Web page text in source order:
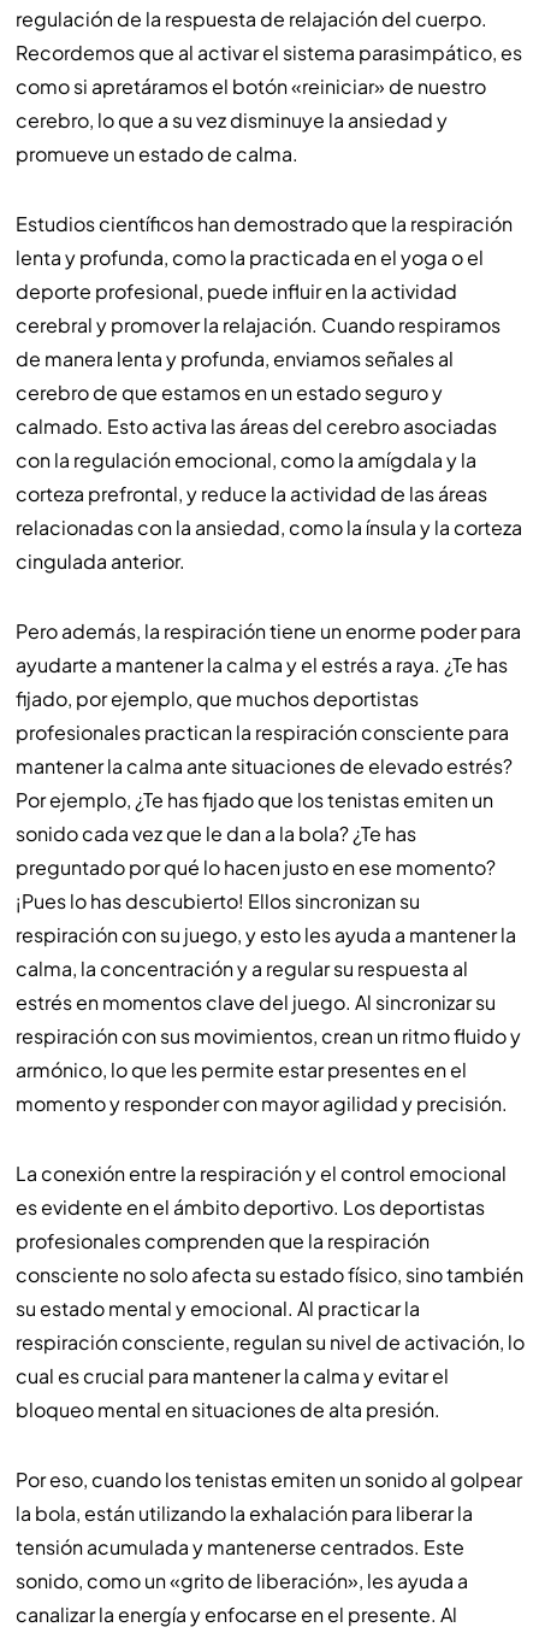
regulación de la respuesta de relajación del cuerpo.
Recordemos que al activar el sistema parasimpático, es
como si apretáramos el botón «reiniciar» de nuestro
cerebro, lo que a su vez disminuye la ansiedad y
promueve un estado de calma.
Estudios científicos han demostrado que la respiración
lenta y profunda, como la practicada en el yoga o el
deporte profesional, puede influir en la actividad
cerebral y promover la relajación. Cuando respiramos
de manera lenta y profunda, enviamos señales al
cerebro de que estamos en un estado seguro y
calmado. Esto activa las áreas del cerebro asociadas
con la regulación emocional, como la amígdala y la
corteza prefrontal, y reduce la actividad de las áreas
relacionadas con la ansiedad, como la ínsula y la corteza
cingulada anterior.
Pero además, la respiración tiene un enorme poder para
ayudarte a mantener la calma y el estrés a raya. ¿Te has
fijado, por ejemplo, que muchos deportistas
profesionales practican la respiración consciente para
mantener la calma ante situaciones de elevado estrés?
Por ejemplo, ¿Te has fijado que los tenistas emiten un
sonido cada vez que le dan a la bola? ¿Te has
preguntado por qué lo hacen justo en ese momento?
¡Pues lo has descubierto! Ellos sincronizan su
respiración con su juego, y esto les ayuda a mantener la
calma, la concentración y a regular su respuesta al
estrés en momentos clave del juego. Al sincronizar su
respiración con sus movimientos, crean un ritmo fluido y
armónico, lo que les permite estar presentes en el
momento y responder con mayor agilidad y precisión.
La conexión entre la respiración y el control emocional
es evidente en el ámbito deportivo. Los deportistas
profesionales comprenden que la respiración
consciente no solo afecta su estado físico, sino también
su estado mental y emocional. Al practicar la
respiración consciente, regulan su nivel de activación, lo
cual es crucial para mantener la calma y evitar el
bloqueo mental en situaciones de alta presión.
Por eso, cuando los tenistas emiten un sonido al golpear
la bola, están utilizando la exhalación para liberar la
tensión acumulada y mantenerse centrados. Este
sonido, como un «grito de liberación», les ayuda a
canalizar la energía y enfocarse en el presente. Al